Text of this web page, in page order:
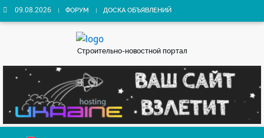
09.08.2026 ФОРУМ ДОСКА ОБЪЯВЛЕНИЙ
Строительно-новостной портал